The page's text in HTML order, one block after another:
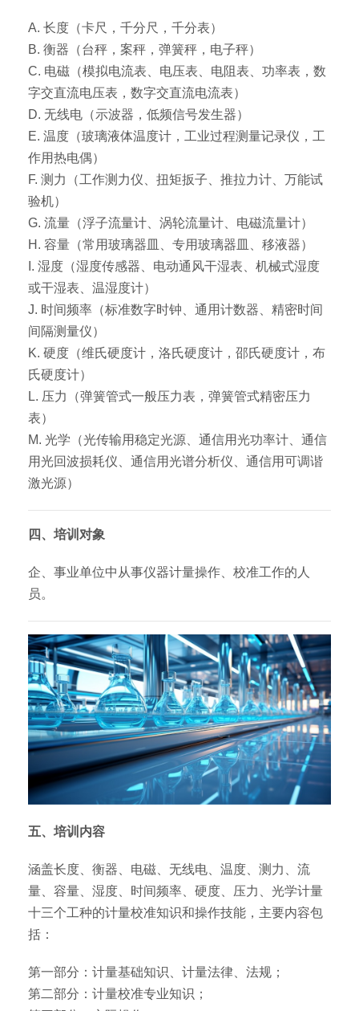
A. 长度（卡尺，千分尺，千分表）
B. 衡器（台秤，案秤，弹簧秤，电子秤）
C. 电磁（模拟电流表、电压表、电阻表、功率表，数
字交直流电压表，数字交直流电流表）
D. 无线电（示波器，低频信号发生器）
E. 温度（玻璃液体温度计，工业过程测量记录仪，工
作用热电偶）
F. 测力（工作测力仪、扭矩扳子、推拉力计、万能试
验机）
G. 流量（浮子流量计、涡轮流量计、电磁流量计）
H. 容量（常用玻璃器皿、专用玻璃器皿、移液器）
I. 湿度（湿度传感器、电动通风干湿表、机械式湿度
或干湿表、温湿度计）
J. 时间频率（标准数字时钟、通用计数器、精密时间
间隔测量仪）
K. 硬度（维氏硬度计，洛氏硬度计，邵氏硬度计，布
氏硬度计）
L. 压力（弹簧管式一般压力表，弹簧管式精密压力
表）
M. 光学（光传输用稳定光源、通信用光功率计、通信
用光回波损耗仪、通信用光谱分析仪、通信用可调谐
激光源）
四、培训对象
企、事业单位中从事仪器计量操作、校准工作的人
员。
五、培训内容
涵盖长度、衡器、电磁、无线电、温度、测力、流
量、容量、湿度、时间频率、硬度、压力、光学计量
十三个工种的计量校准知识和操作技能，主要内容包
括：
第一部分：计量基础知识、计量法律、法规；
第二部分：计量校准专业知识；